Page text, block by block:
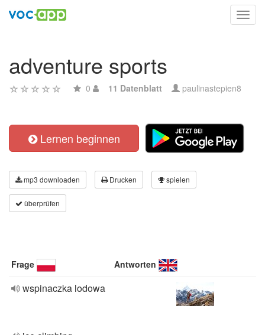
adventure sports
0 11 Datenblatt paulinastepien8
Lernen beginnen
mp3 downloaden Drucken spielen
überprüfen
Frage Antworten
wspinaczka lodowa